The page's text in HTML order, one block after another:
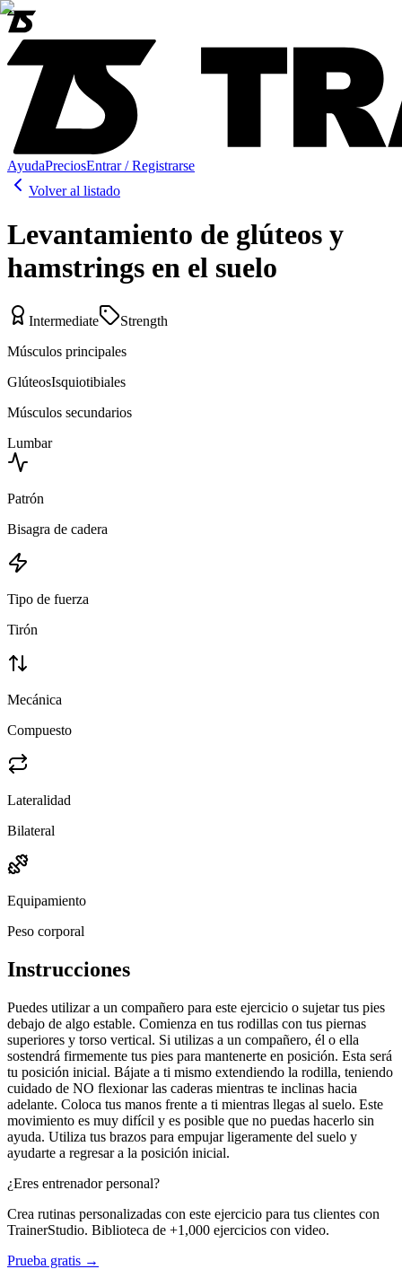
AyudaPreciosEntrar / Registrarse
Volver al listado
Levantamiento de glúteos y
hamstrings en el suelo
Intermediate
Strength
Músculos principales
GlúteosIsquiotibiales
Músculos secundarios
Lumbar
Patrón
Bisagra de cadera
Tipo de fuerza
Tirón
Mecánica
Compuesto
Lateralidad
Bilateral
Equipamiento
Peso corporal
Instrucciones
Puedes utilizar a un compañero para este ejercicio o sujetar tus pies
debajo de algo estable. Comienza en tus rodillas con tus piernas
superiores y torso vertical. Si utilizas a un compañero, él o ella
sostendrá firmemente tus pies para mantenerte en posición. Esta será
tu posición inicial. Bájate a ti mismo extendiendo la rodilla, teniendo
cuidado de NO flexionar las caderas mientras te inclinas hacia
adelante. Coloca tus manos frente a ti mientras llegas al suelo. Este
movimiento es muy difícil y es posible que no puedas hacerlo sin
ayuda. Utiliza tus brazos para empujar ligeramente del suelo y
ayudarte a regresar a la posición inicial.
¿Eres entrenador personal?
Crea rutinas personalizadas con este ejercicio para tus clientes con
TrainerStudio. Biblioteca de +1,000 ejercicios con video.
Prueba gratis →